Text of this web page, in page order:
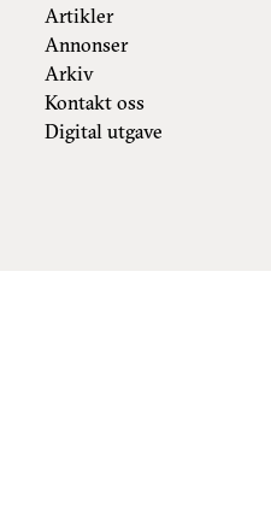
Artikler
Annonser
Arkiv
Kontakt oss
Digital utgave